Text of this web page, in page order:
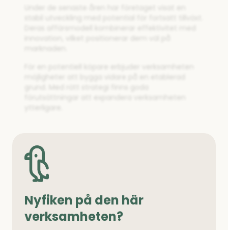
Nyfiken på den här
verksamheten?